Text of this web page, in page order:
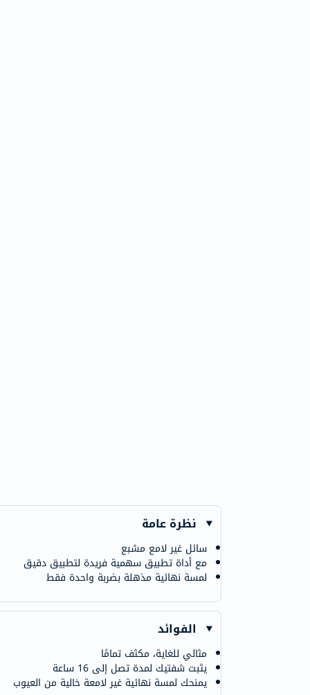
نظرة عامة
سائل غير لامع مشبع
مع ​​أداة تطبيق سهمية فريدة لتطبيق دقيق
لمسة نهائية مذهلة بضربة واحدة فقط
الفوائد
مثالي للغاية، مكثف تمامًا
يثبت شفتيك لمدة تصل إلى 16 ساعة
يمنحك لمسة نهائية غير لامعة خالية من العيوب